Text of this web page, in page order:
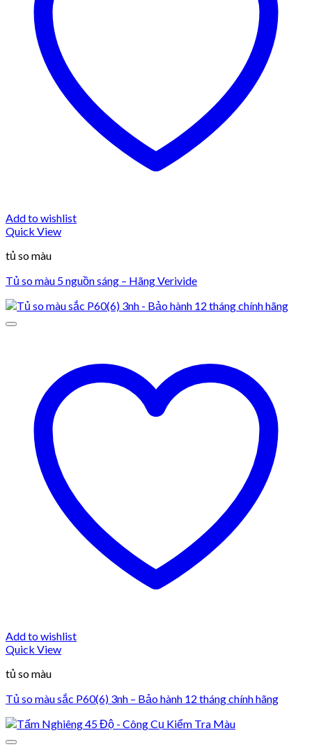
Add to wishlist
Quick View
tủ so màu
Tủ so màu 5 nguồn sáng – Hãng Verivide
Add to wishlist
Quick View
tủ so màu
Tủ so màu sắc P60(6) 3nh – Bảo hành 12 tháng chính hãng